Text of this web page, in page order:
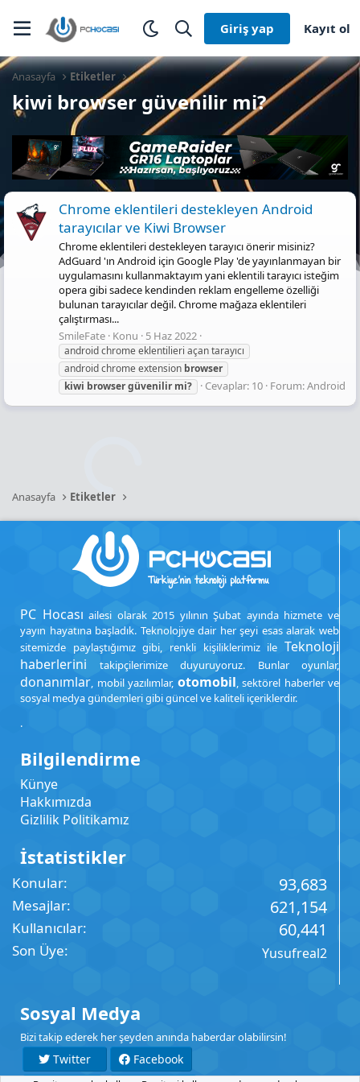
Giriş yap Kayıt ol
Anasayfa Etiketler
kiwi browser güvenilir mi?
Chrome eklentileri destekleyen Android
tarayıcılar ve Kiwi Browser
Chrome eklentileri destekleyen tarayıcı önerir misiniz?
AdGuard 'ın Android için Google Play 'de yayınlanmayan bir
uygulamasını kullanmaktayım yani eklentili tarayıcı isteğim
opera gibi sadece kendinden reklam engelleme özelliği
bulunan tarayıcılar değil. Chrome mağaza eklentileri
çalıştırması...
SmileFate Konu 5 Haz 2022
android chrome eklentilieri açan tarayıcı
android chrome extension browser
kiwi browsergüvenilir mi? Cevaplar: 10 Forum:Android
Anasayfa Etiketler
PC Hocası ailesi olarak 2015 yılının Şubat ayında hizmete ve
yayın hayatına başladık. Teknolojiye dair her şeyi esas alarak web
sitemizde paylaştığımız gibi, renkli kişiliklerimiz ile Teknoloji
haberlerini takipçilerimize duyuruyoruz. Bunlar oyunlar,
donanımlar, mobil yazılımlar, otomobil, sektörel haberler ve
sosyal medya gündemleri gibi güncel ve kaliteli içeriklerdir.
.
Bilgilendirme
Künye
Hakkımızda
Gizlilik Politikamız
İstatistikler
Konular 93,683
Mesajlar 621,154
Kullanıcılar 60,441
Son Üye Yusufreal2
Sosyal Medya
Bizi takip ederek her şeyden anında haberdar olabilirsin!
Twitter
Facebook